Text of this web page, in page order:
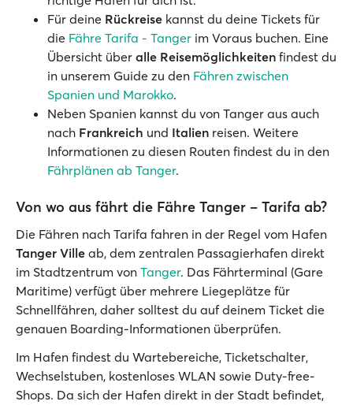
Für deine Rückreise kannst du deine Tickets für
die Fähre Tarifa - Tanger im Voraus buchen. Eine
Übersicht über alle Reisemöglichkeiten findest du
in unserem Guide zu den Fähren zwischen
Spanien und Marokko.
Neben Spanien kannst du von Tanger aus auch
nach Frankreich und Italien reisen. Weitere
Informationen zu diesen Routen findest du in den
Fährplänen ab Tanger.
Von wo aus fährt die Fähre Tanger – Tarifa ab?
Die Fähren nach Tarifa fahren in der Regel vom Hafen
Tanger Ville ab, dem zentralen Passagierhafen direkt
im Stadtzentrum von Tanger. Das Fährterminal (Gare
Maritime) verfügt über mehrere Liegeplätze für
Schnellfähren, daher solltest du auf deinem Ticket die
genauen Boarding-Informationen überprüfen.
Im Hafen findest du Wartebereiche, Ticketschalter,
Wechselstuben, kostenloses WLAN sowie Duty-free-
Shops. Da sich der Hafen direkt in der Stadt befindet,